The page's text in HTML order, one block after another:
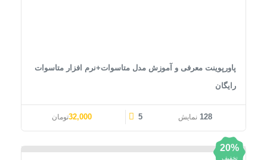
پاورپوینت معرفی و آموزش مدل متاسوات+نرم افزار متاسوات
رایگان
128 نمایش 5 قیمت اصلی: 40,000تومان بود.
32,000تومانقیمت فعلی: 32,000تومان.
20%
تخفیف